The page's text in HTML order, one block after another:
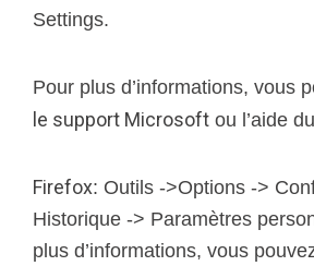
Settings.
Pour plus d’informations, vous
le support Microsoft ou l’aide
Firefox: Outils ->Options ->
Historique -> Paramètres
plus d’informations, vous